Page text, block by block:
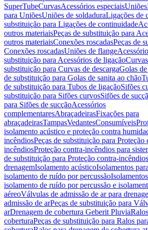
SuperTubeCurvasAcessórios especiaisUniões
para UniõesUniões de soldaduraLigações de
substituição para Ligações de continuidade
outros materiaisPeças de substituição para
outros materiaisConexões roscadasPeças de
Conexões roscadasUniões de flange
substituição para Acessórios de ligação
substituição para Curvas de descargaGolas
de substituição para Golas de sanita ao chão
de substituição para Tubos de ligaçãoSifões
substituição para Sifões curvosSifões de
para Sifões de sucçãoAcessórios
complementaresAbraçadeirasFixações para
abraçadeirasTampasVedantesConsumíveis
isolamento acústico e proteção contra
incêndiosPeças de substituição para Proteção
incêndiosProteção contra-incêndios para
de substituição para Proteção contra-
drenagemIsolamento acústicoIsolamentos
isolamento de ruído por percussão
isolamento de ruído por percussão e
aéreoVálvulas de admissão de ar para
admissão de arPeças de substituição para
arDrenagem de cobertura Geberit Pluvia
coberturaPeças de substituição para Ralos